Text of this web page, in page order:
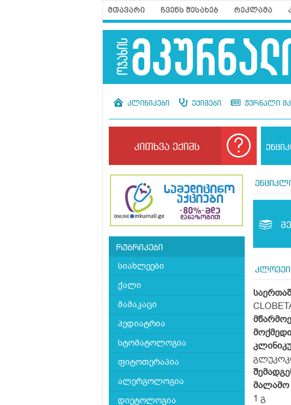
მთავარი ჩვენს შესახებ რეკლამა
კლინიკები ექიმები ჟურნალი
კითხვა ექიმს
რუბრიკები
სიახლეები
ქალი
მამაკაცი
პედიატრია
სტომატოლოგია
ფიტოთერაპია
ალერგოლოგია
დიეტოლოგია
მოქმედი
მალამო
1 გ